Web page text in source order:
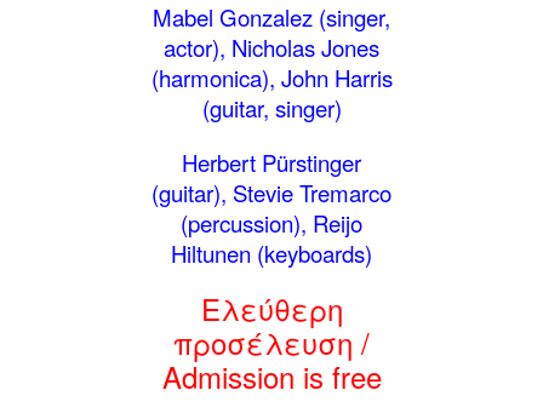
Mabel Gonzalez (singer,
actor), Nicholas Jones
(harmonica), John Harris
(guitar, singer)
Herbert Pürstinger
(guitar), Stevie Tremarco
(percussion), Reijo
Hiltunen (keyboards)
Ελεύθερη
προσέλευση /
Admission is free